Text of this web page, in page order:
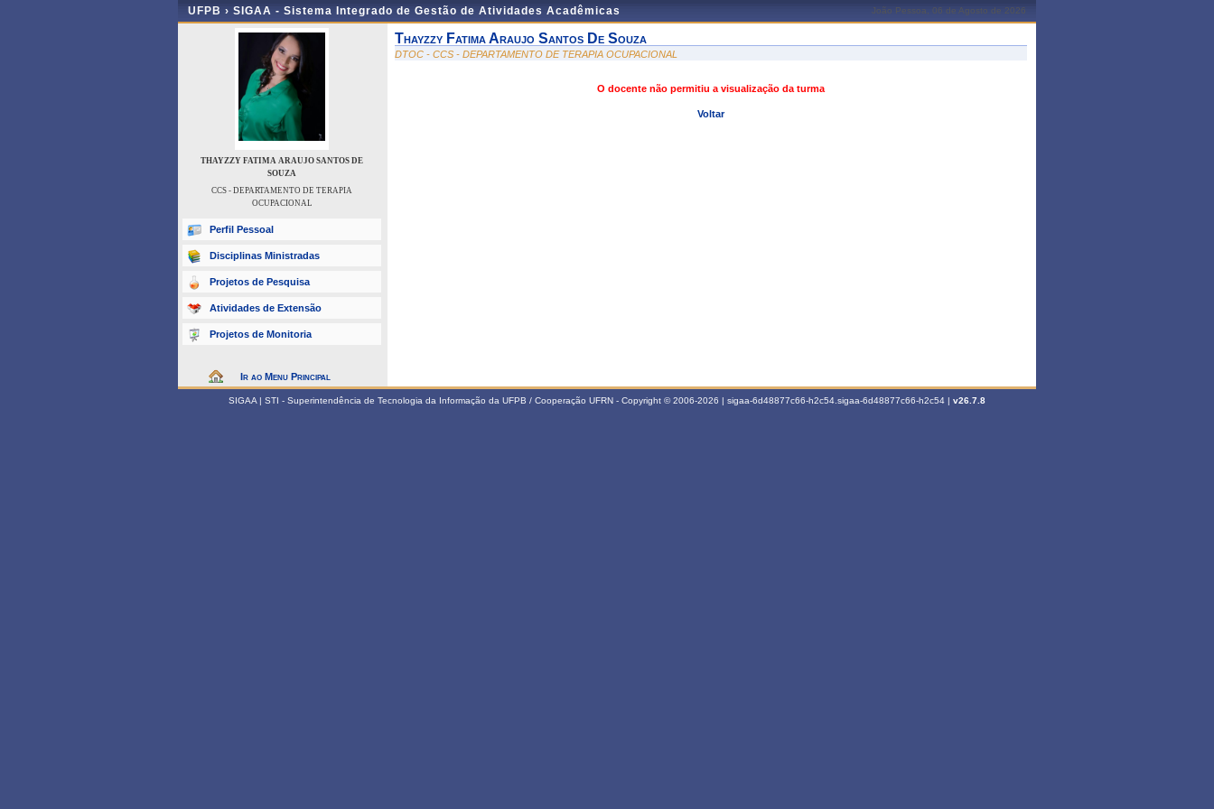
UFPB › SIGAA - Sistema Integrado de Gestão de Atividades Acadêmicas João Pessoa, 06 de Agosto de 2026
THAYZZY FATIMA ARAUJO SANTOS DE
SOUZA
CCS - DEPARTAMENTO DE TERAPIA
OCUPACIONAL
Perfil Pessoal
Disciplinas Ministradas
Projetos de Pesquisa
Atividades de Extensão
Projetos de Monitoria
Ir ao Menu Principal
Thayzzy Fatima Araujo Santos De Souza
DTOC - CCS - DEPARTAMENTO DE TERAPIA OCUPACIONAL
O docente não permitiu a visualização da turma
Voltar
SIGAA | STI - Superintendência de Tecnologia da Informação da UFPB / Cooperação UFRN - Copyright © 2006-2026 | sigaa-6d48877c66-h2c54.sigaa-6d48877c66-h2c54 | v26.7.8